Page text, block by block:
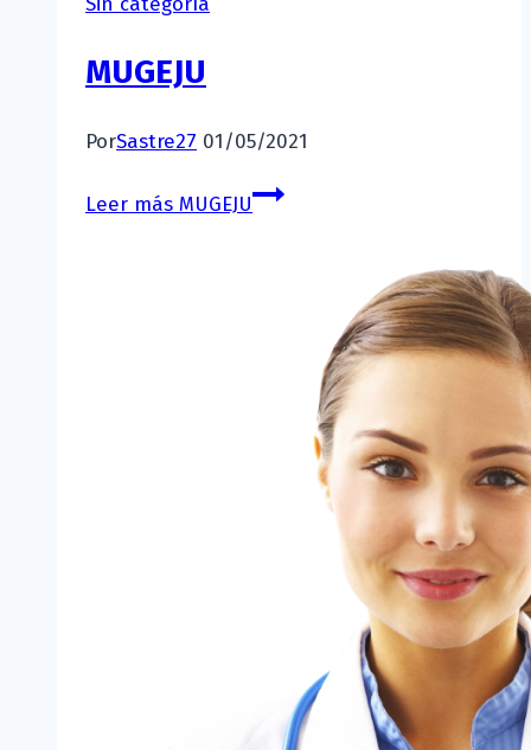
MUGEJU
PorSastre27 01/05/2021
Leer más MUGEJU